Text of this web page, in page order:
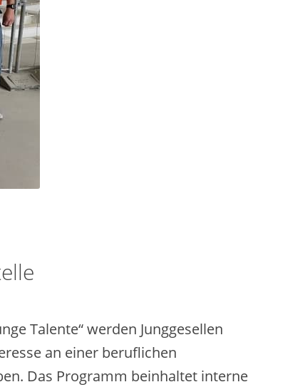
Talente“ werden Junggesellen
an einer beruflichen
Das Programm beinhaltet interne